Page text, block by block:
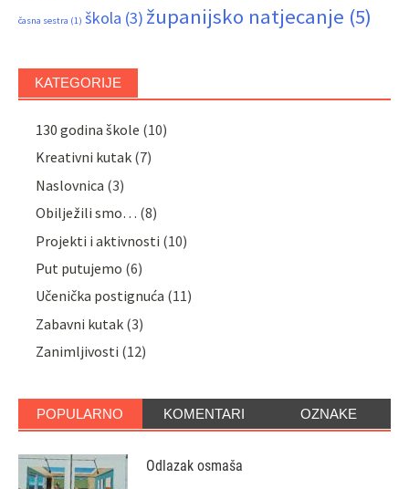
časna sestra (1) škola (3) županijsko natjecanje (5)
KATEGORIJE
130 godina škole (10)
Kreativni kutak (7)
Naslovnica (3)
Obilježili smo… (8)
Projekti i aktivnosti (10)
Put putujemo (6)
Učenička postignuća (11)
Zabavni kutak (3)
Zanimljivosti (12)
POPULARNO KOMENTARI OZNAKE
Odlazak osmaša